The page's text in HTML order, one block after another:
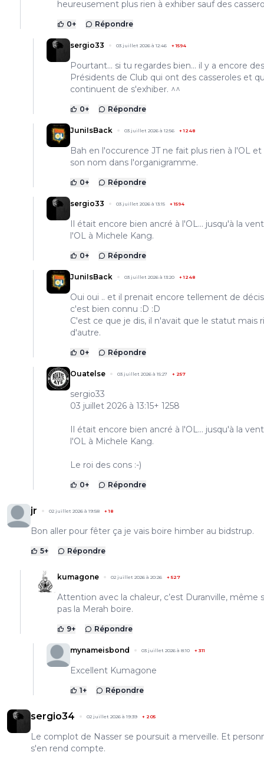
heureusement plus rien à exhiber sauf des
0+ Répondre
sergio33 03 juillet 2026 à 12:46 +1594
Pourtant... si tu regardes bien... il y a encore des
Présidents de Club qui ont des casseroles et
continuent de s'exhiber. ^^
0+ Répondre
JuniIsBack 03 juillet 2026 à 12:56 +1248
Bah en l'occurence JT ne fait plus rien à l'OL et
son nom dans l'organigramme.
0+ Répondre
sergio33 03 juillet 2026 à 13:15 +1594
Il était encore bien ancré à l'OL... jusqu'à la
l'OL à Michele Kang.
0+ Répondre
JuniIsBack 03 juillet 2026 à 13:20 +1248
Oui oui .. et il prenait encore tellement de
c'est bien connu :D :D
C'est ce que je dis, il n'avait que le statut mais
d'autre.
0+ Répondre
Ouatelse 03 juillet 2026 à 15:27 + 257
sergio33
03 juillet 2026 à 13:15+ 1258
Il était encore bien ancré à l'OL... jusqu'à la
l'OL à Michele Kang.
Le roi des cons :-)
0+ Répondre
jr 02 juillet 2026 à 19:58 +18
Bon aller pour fêter ça je vais boire himber au bidstrup.
5+ Répondre
kumagone 02 juillet 2026 à 20:26 +527
Attention avec la chaleur, c’est Duranville, même
pas la Merah boire.
9+ Répondre
mynameisbond 03 juillet 2026 à 8:10 + 311
Excellent Kumagone
1+ Répondre
sergio34 02 juillet 2026 à 19:39 + 205
Le complot de Nasser se poursuit a merveille. Et
s'en rend compte.